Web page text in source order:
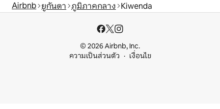
Airbnb ยูกันดา ภูมิภาคกลาง Kiwenda
© 2026 Airbnb, Inc.
ความเป็นส่วนตัว
เงื่อนไข